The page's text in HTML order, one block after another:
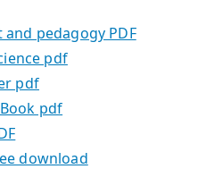
pedagogy PDF
pdf
pdf
pdf
download